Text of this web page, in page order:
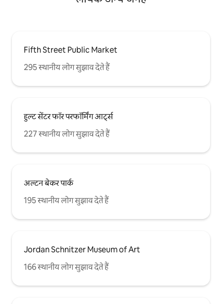
Fifth Street Public Market
295 स्थानीय लोग सुझाव देते हैं
हुल्ट सेंटर फॉर परफॉर्मिंग आर्ट्स
227 स्थानीय लोग सुझाव देते हैं
अल्टन बेकर पार्क
195 स्थानीय लोग सुझाव देते हैं
Jordan Schnitzer Museum of Art
166 स्थानीय लोग सुझाव देते हैं